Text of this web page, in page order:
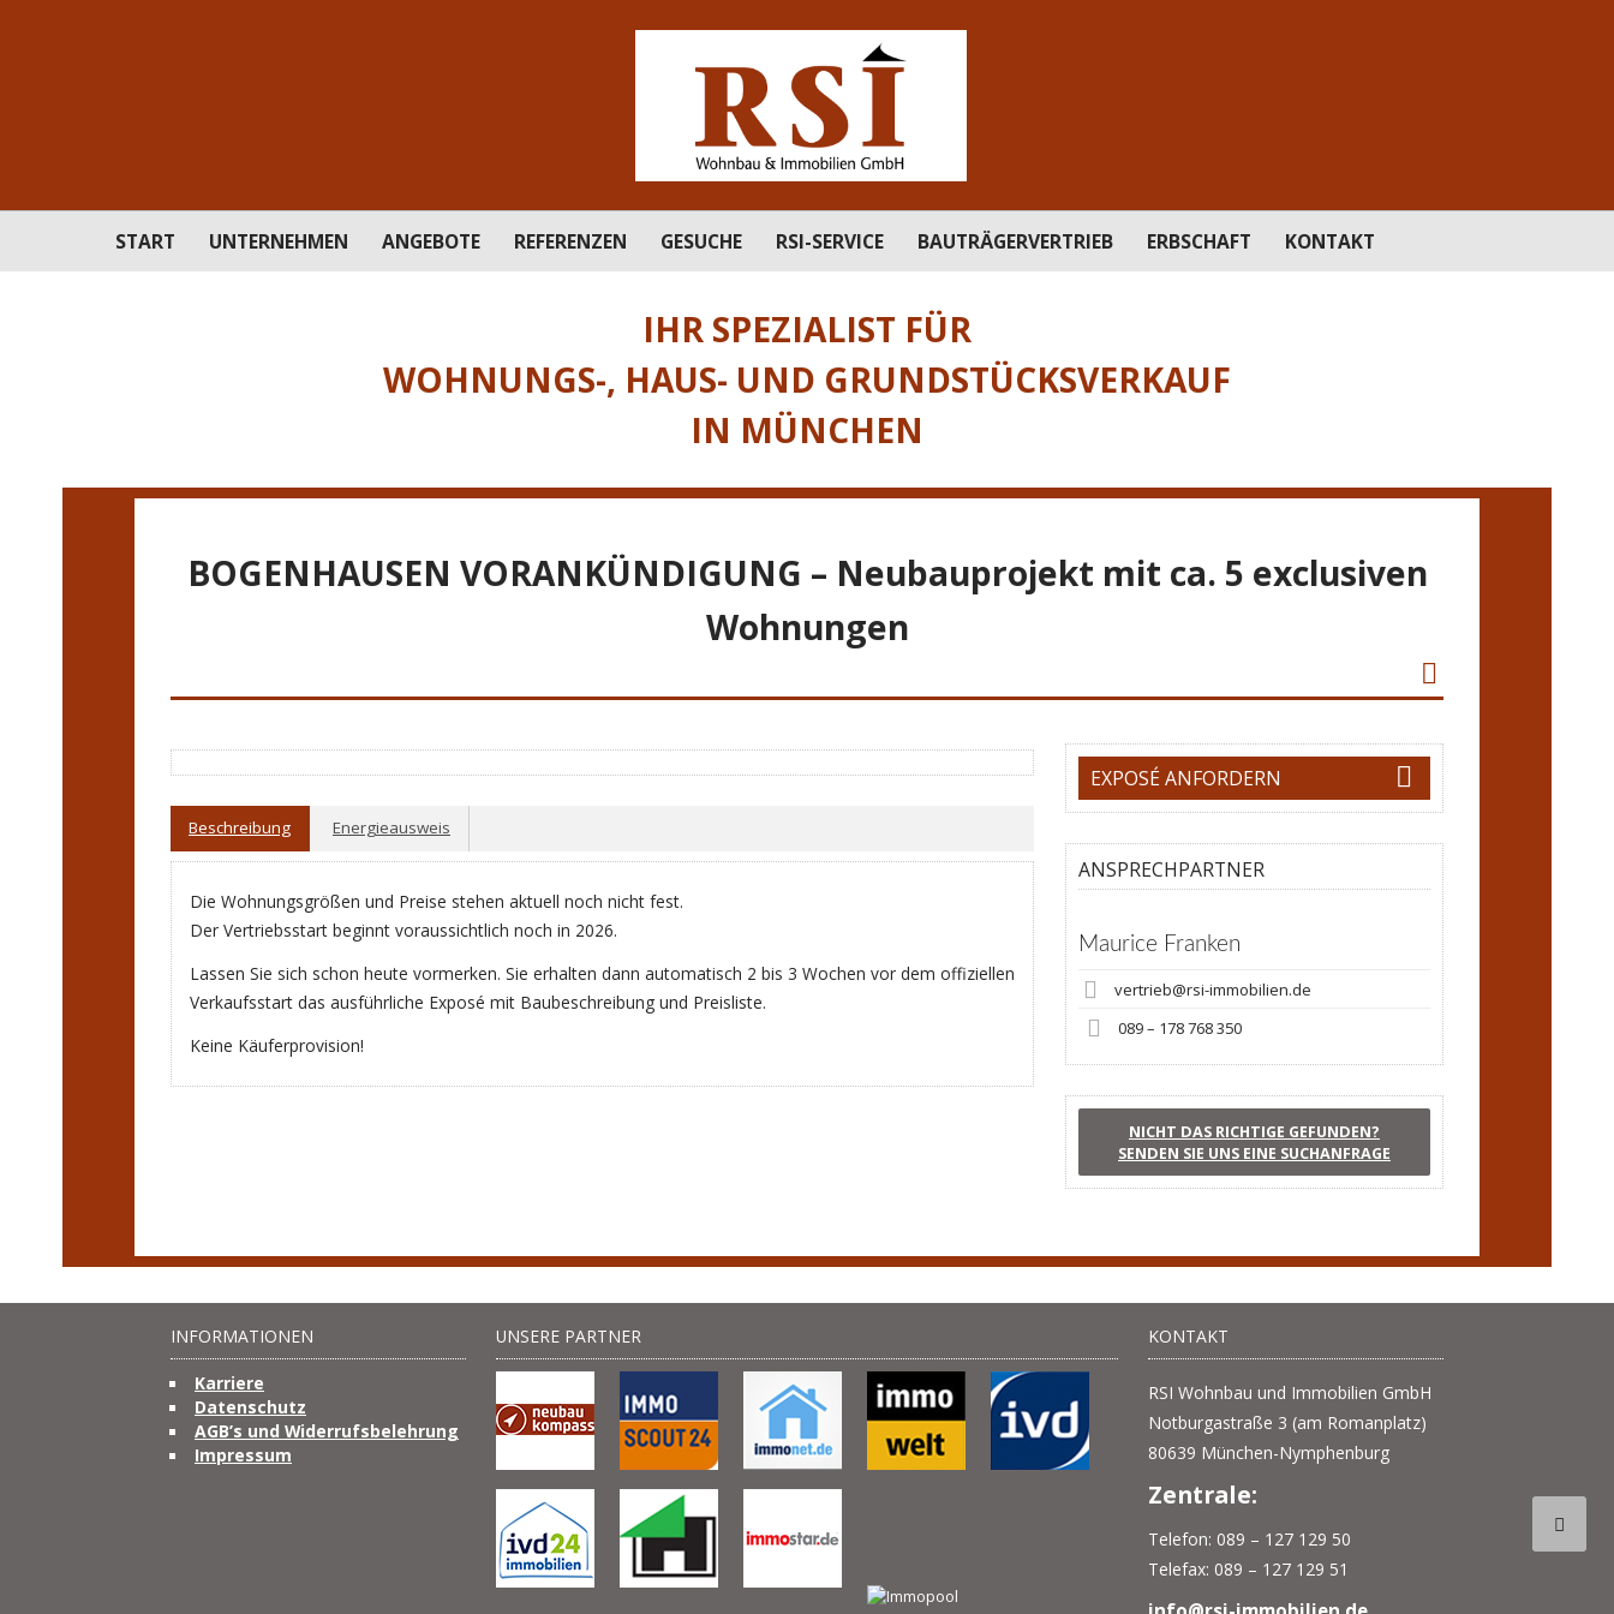
START UNTERNEHMEN ANGEBOTE REFERENZEN GESUCHE RSI-SERVICE BAUTRÄGERVERTRIEB ERBSCHAFT KONTAKT
IHR SPEZIALIST FÜR
WOHNUNGS-, HAUS- UND GRUNDSTÜCKSVERKAUF
IN MÜNCHEN
BOGENHAUSEN VORANKÜNDIGUNG – Neubauprojekt mit ca. 5 exclusiven
Wohnungen
Beschreibung Energieausweis
Die Wohnungsgrößen und Preise stehen aktuell noch nicht fest.
Der Vertriebsstart beginnt voraussichtlich noch in 2026.
Lassen Sie sich schon heute vormerken. Sie erhalten dann automatisch 2 bis 3 Wochen vor dem offiziellen
Verkaufsstart das ausführliche Exposé mit Baubeschreibung und Preisliste.
Keine Käuferprovision!
EXPOSÉ ANFORDERN
ANSPRECHPARTNER
Maurice Franken
vertrieb@rsi-immobilien.de
089 – 178 768 350
NICHT DAS RICHTIGE GEFUNDEN?
SENDEN SIE UNS EINE SUCHANFRAGE
INFORMATIONEN
Karriere
Datenschutz
AGB’s und Widerrufsbelehrung
Impressum
UNSERE PARTNER KONTAKT
RSI Wohnbau und Immobilien GmbH
Notburgastraße 3 (am Romanplatz)
80639 München-Nymphenburg
Zentrale:
Telefon: 089 – 127 129 50
Telefax: 089 – 127 129 51